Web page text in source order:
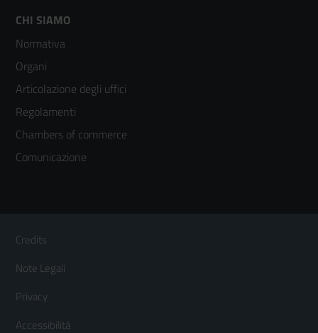
Footer
menù
colonna
3
CHI SIAMO
Normativa
Organi
Articolazione degli uffici
Regolamenti
Chambers of commerce
Comunicazione
Footer
Menù
orizzontale
Credits
Note Legali
Privacy
Accessibilità